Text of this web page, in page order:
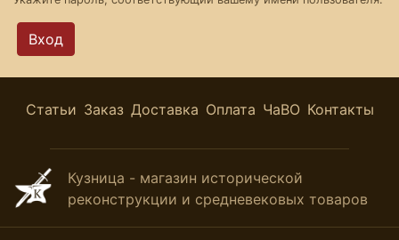
Статьи Заказ Доставка Оплата ЧаВО Контакты
Кузница - магазин исторической
реконструкции и средневековых товаров